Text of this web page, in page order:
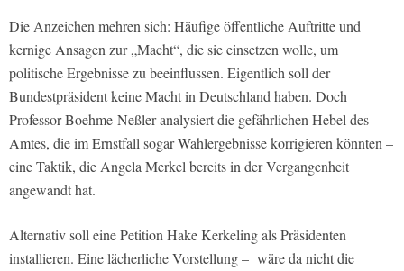
Die Anzeichen mehren sich: Häufige öffentliche Auftritte und
kernige Ansagen zur „Macht“, die sie einsetzen wolle, um
politische Ergebnisse zu beeinflussen. Eigentlich soll der
Bundestpräsident keine Macht in Deutschland haben. Doch
Professor Boehme-Neßler analysiert die gefährlichen Hebel des
Amtes, die im Ernstfall sogar Wahlergebnisse korrigieren könnten –
eine Taktik, die Angela Merkel bereits in der Vergangenheit
angewandt hat.
Alternativ soll eine Petition Hake Kerkeling als Präsidenten
installieren. Eine lächerliche Vorstellung – wäre da nicht die